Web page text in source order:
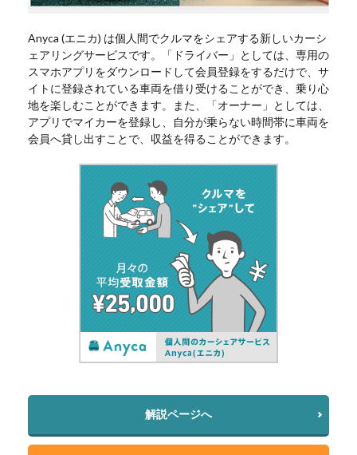
Anyca (エニカ) は個人間でクルマをシェアする新しいカーシ
ェアリングサービスです。「ドライバー」としては、専用の
スマホアプリをダウンロードして会員登録をするだけで、サ
イトに登録されている車両を借り受けることができ、乗り心
地を楽しむことができます。また、「オーナー」としては、
アプリでマイカーを登録し、自分が乗らない時間帯に車両を
会員へ貸し出すことで、収益を得ることができます。
解説ページへ